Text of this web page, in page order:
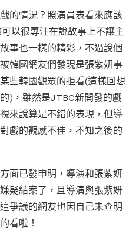
的情況？照演員表看來應該
以很專注在說故事上不讓主
事也一樣的精彩，不過說個
韓國網友們發現是張紫妍事
些韓國觀眾的拒看(這樣回想
)，雖然是JTBC新開發的戲
來說算是不錯的表現，但導
戲的觀感不佳，不知之後的
面已發申明，導演和張紫妍
疑結案了，且導演與張紫妍
爭議的網友也因自己未查明
看啦！